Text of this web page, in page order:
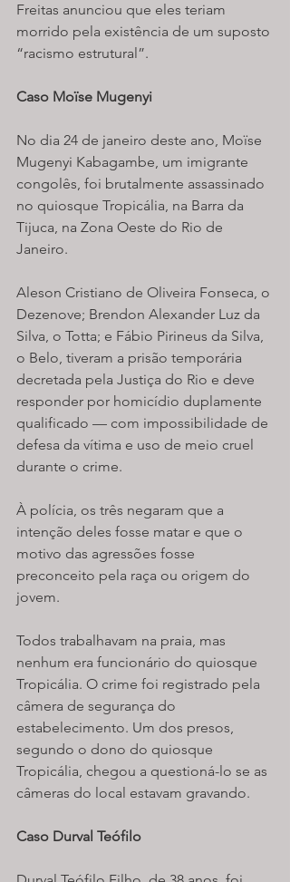
Freitas anunciou que eles teriam
morrido pela existência de um suposto
“racismo estrutural”.
Caso Moïse Mugenyi
No dia 24 de janeiro deste ano, Moïse
Mugenyi Kabagambe, um imigrante
congolês, foi brutalmente assassinado
no quiosque Tropicália, na Barra da
Tijuca, na Zona Oeste do Rio de
Janeiro.
Aleson Cristiano de Oliveira Fonseca, o
Dezenove; Brendon Alexander Luz da
Silva, o Totta; e Fábio Pirineus da Silva,
o Belo, tiveram a prisão temporária
decretada pela Justiça do Rio e deve
responder por homicídio duplamente
qualificado — com impossibilidade de
defesa da vítima e uso de meio cruel
durante o crime.
À polícia, os três negaram que a
intenção deles fosse matar e que o
motivo das agressões fosse
preconceito pela raça ou origem do
jovem.
Todos trabalhavam na praia, mas
nenhum era funcionário do quiosque
Tropicália. O crime foi registrado pela
câmera de segurança do
estabelecimento. Um dos presos,
segundo o dono do quiosque
Tropicália, chegou a questioná-lo se as
câmeras do local estavam gravando.
Caso Durval Teófilo